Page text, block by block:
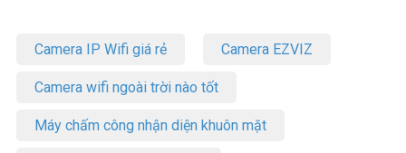
Camera IP Wifi giá rẻ Camera EZVIZ
Camera wifi ngoài trời nào tốt
Máy chấm công nhận diện khuôn mặt